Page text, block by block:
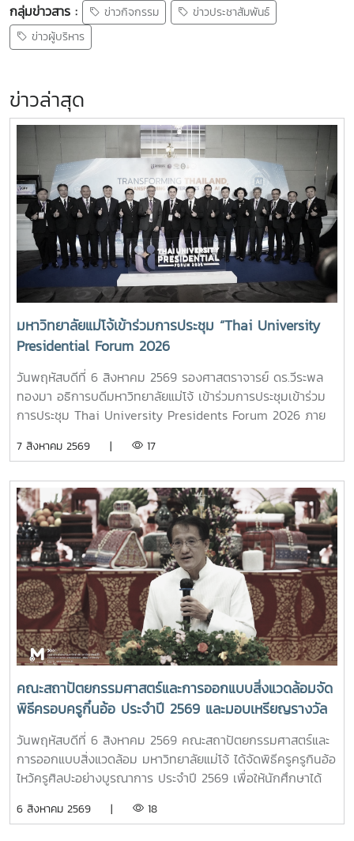
กลุ่มข่าวสาร : ข่าวกิจกรรม
ข่าวประชาสัมพันธ์
ข่าวผู้บริหาร
ข่าวล่าสุด
มหาวิทยาลัยแม่โจ้เข้าร่วมการประชุม “Thai University
Presidential Forum 2026
วันพฤหัสบดีที่ 6 สิงหาคม 2569 รองศาสตราจารย์ ดร.วีระพล
ทองมา อธิการบดีมหาวิทยาลัยแม่โจ้ เข้าร่วมการประชุมเข้าร่วม
การประชุม Thai University Presidents Forum 2026 ภาย
ได้รับเกียรติจาก ศาสตราจารย์ ดร.ยศชนัน วงศ์สวัสดิ์ รองนายก
วิทยาศาสตร์ วิจัยและนวัตกรรม เป็นประธานเปิดงาน ณ โรงแรม
เซ็นทารา แกรนด์ แอท เซ็นทรัลพลาซ่าลาดพร้าว กทม.สำหรับ
การประชุม Thai University Presidential Forum 2026 มี
นายดนุพร ปุณณกันต์ ผู้ช่วยรัฐมนตรีประจำกระทรวง อว.
ทพญ.ศรีญาดา ปาลิมาพันธ์ ที่ปรึกษา รมว.อว. ศ.ดร.ศุภชัย
ปทุมนากุล ปลัดกระทรวง อว. ดร.พันธุ์เพิ่มศักดิ์ อารุณี รองปลัด
กระทรวง อว. นางศรินยา สาขากร ผู้ช่วยปลัดกระทรวง อว.
คณะผู้บริหารหน่วยงานในกระทรวง อว. Professor Tan Eng
Chye, President, National University of Singapore
Professor Yang Bin , Vice Chancellor, Tsinghua
University Council Professor Tan Eng Chye อธิการบดี
มหาวิทยาลัยแห่งชาติสิงคโปร์ Professor Yang Bin รองประธาน
สภามหาวิทยาลัยชิงหวา ตลอดจนประธานที่ประชุมอธิการบดี ทั้ง
4 แห่ง ได้แก่ ที่ประชุมอธิการบดีแห่งประเทศไทย (ทปอ.) ที่ประชุม
อธิการบดีมหาวิทยาลัยราชภัฏ (ทปอ.มรภ.) ที่ประชุมอธิการบดี
มหาวิทยาลัยเทคโนโลยีราชมงคล (ทปอ.มทร.) สมาคมสถาบัน
แลกเปลี่ยนประสบการณ์ด้าน Reinventing University ผ่าน
7 สิงหาคม 2569 | 17
คณะสถาปัตยกรรมศาสตร์และการออกแบบสิ่งแวดล้อมจัด
พิธีครอบครูกิ๋นอ้อ ประจำปี 2569 และมอบเหรียญรางวัล
เรียนดี เกียรติบัตรแก่นักศึกษาที่สร้างชื่อเสียง เพื่อสืบสาน
ประเพณีอันทรงคุณค่า แสดงความเคารพต่อครูบาอาจารย์
และความเป็นสิริมงคลก่อนเริ่มต้นเส้นทางแห่งการเรียนรู้
วันพฤหัสบดีที่ 6 สิงหาคม 2569 คณะสถาปัตยกรรมศาสตร์และ
การออกแบบสิ่งแวดล้อม มหาวิทยาลัยแม่โจ้ ได้จัดพิธีครูครูกินอ้อ
ไหว้ครูศิลปะอย่างบูรณาการ ประจำปี 2569 เพื่อให้นักศึกษาได้
อาจารย์ เกิดตระหนักถึงความสำคัญของศิลปวัฒนธรรมไทย และ
6 สิงหาคม 2569 | 18